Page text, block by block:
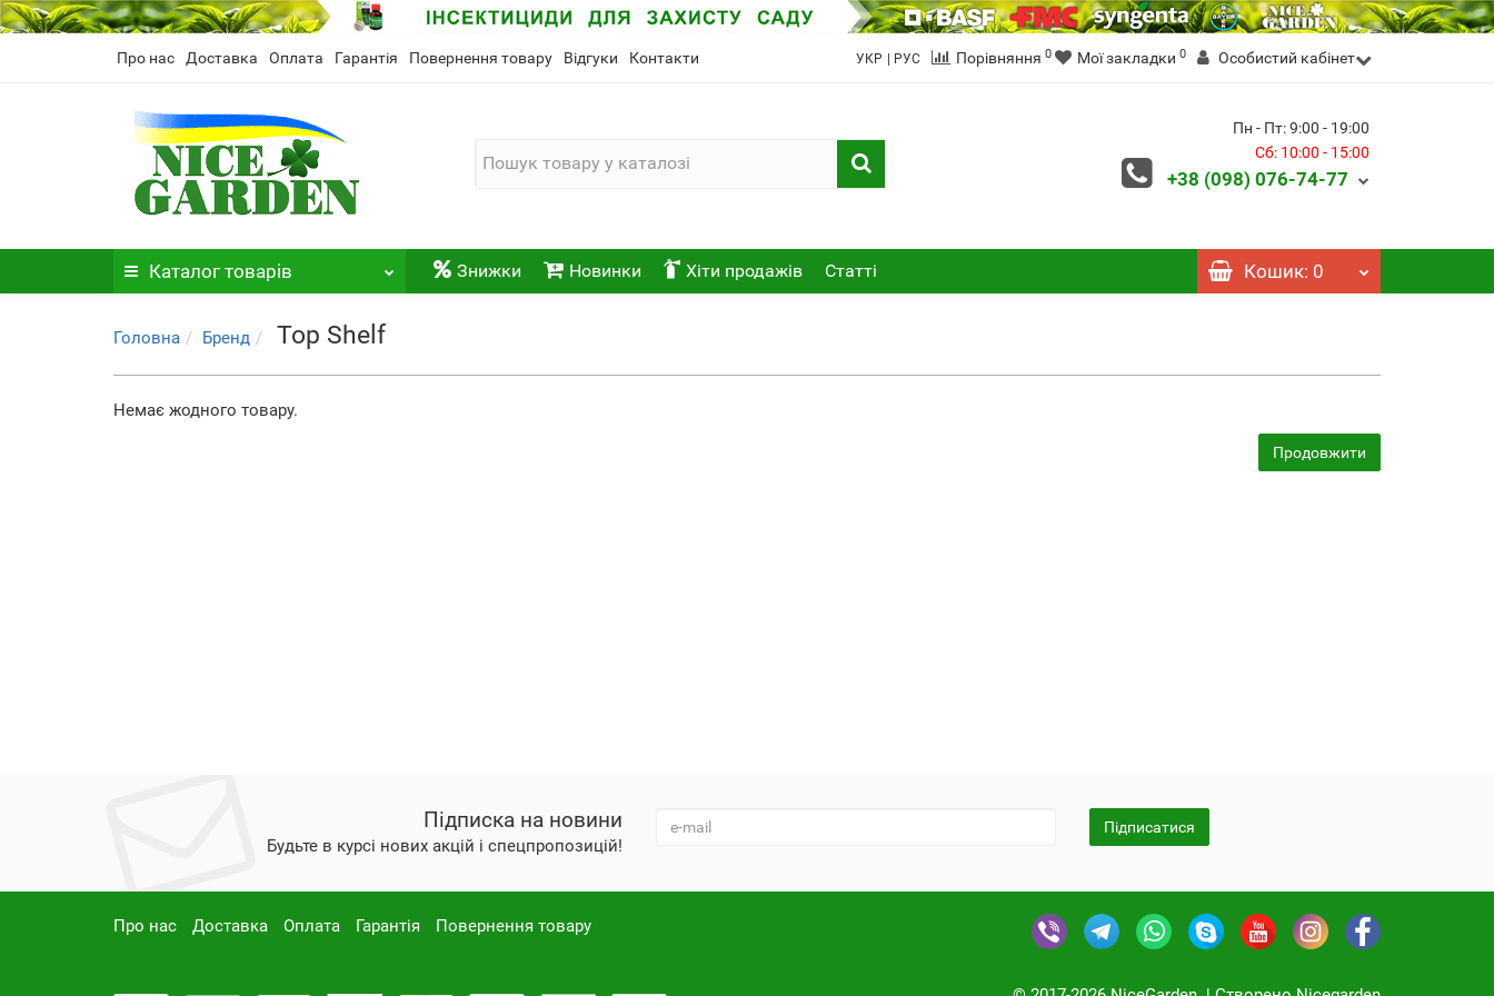
Про нас Доставка Оплата Гарантія Повернення товару Відгуки Контакти УКР | РУС Порівняння 0 Мої закладки 0 Особистий кабінет
Пн - Пт: 9:00 - 19:00
Сб: 10:00 - 15:00
+38 (098) 076-74-77
Каталог товарів Знижки Новинки Хіти продажів Статті Кошик: 0
Головна Бренд Top Shelf
Немає жодного товару.
Продовжити
Підписка на новини
Будьте в курсі нових акцій і спецпропозицій!
Підписатися
Про нас Доставка Оплата Гарантія Повернення товару